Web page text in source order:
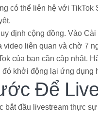
có thể liên hệ với
định cộng đồng. Vào
video liên quan và chờ 7
của bạn cần cập nhật.
đó khởi động lại ứng dụng
Để
bắt đầu livestream thực